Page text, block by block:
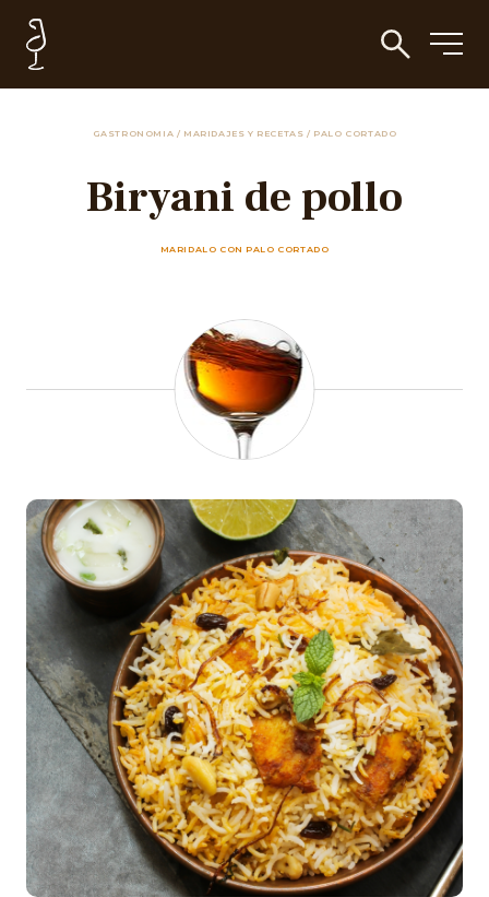
GASTRONOMIA / MARIDAJES Y RECETAS / PALO CORTADO
Biryani de pollo
MARIDALO CON PALO CORTADO